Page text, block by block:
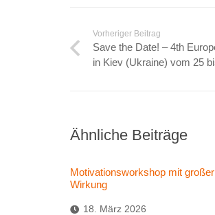
Vorheriger Beitrag
Save the Date! – 4th
in Kiev (Ukraine) vom 25
Ähnliche Beiträge
Motivationsworkshop mit großer
Wirkung
18. März 2026